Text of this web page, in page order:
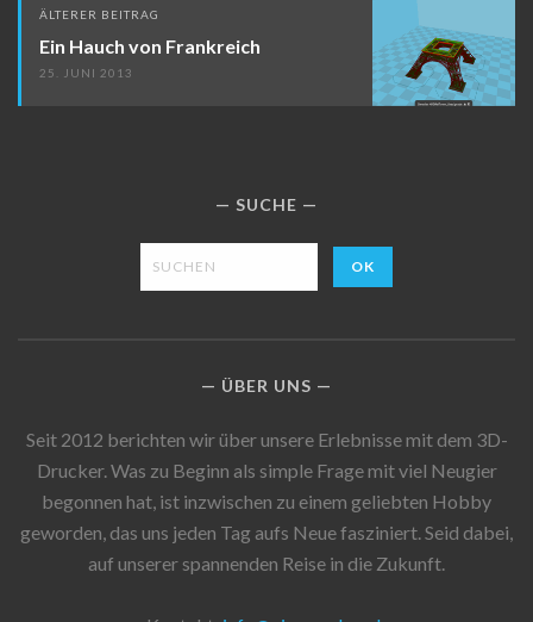
ÄLTERER BEITRAG
Ein Hauch von Frankreich
25. JUNI 2013
SUCHE
ÜBER UNS
Seit 2012 berichten wir über unsere Erlebnisse mit dem 3D-
Drucker. Was zu Beginn als simple Frage mit viel Neugier
begonnen hat, ist inzwischen zu einem geliebten Hobby
geworden, das uns jeden Tag aufs Neue fasziniert. Seid dabei,
auf unserer spannenden Reise in die Zukunft.